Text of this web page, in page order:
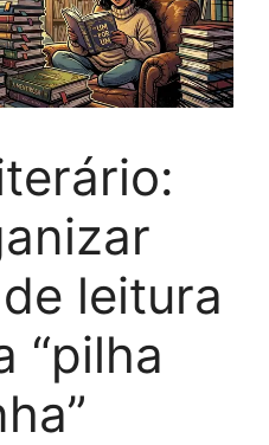
leitura
“pilha